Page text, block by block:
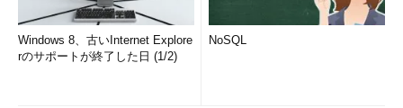
Windows 8、古いInternet Explore
rのサポートが終了した日 (1/2)
NoSQL